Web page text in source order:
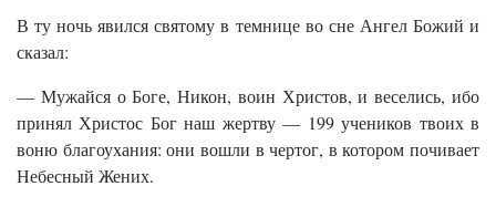
В ту ночь явился святому в темнице во сне Ангел Божий и
сказал:
— Мужайся о Боге, Никон, воин Христов, и веселись, ибо
принял Христос Бог наш жертву — 199 учеников твоих в
воню благоухания: они вошли в чертог, в котором почивает
Небесный Жених.